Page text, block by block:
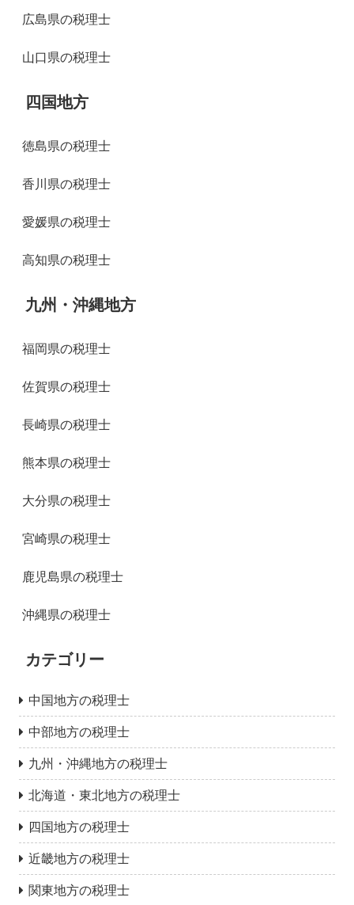
広島県の税理士
山口県の税理士
四国地方
徳島県の税理士
香川県の税理士
愛媛県の税理士
高知県の税理士
九州・沖縄地方
福岡県の税理士
佐賀県の税理士
長崎県の税理士
熊本県の税理士
大分県の税理士
宮崎県の税理士
鹿児島県の税理士
沖縄県の税理士
カテゴリー
中国地方の税理士
中部地方の税理士
九州・沖縄地方の税理士
北海道・東北地方の税理士
四国地方の税理士
近畿地方の税理士
関東地方の税理士